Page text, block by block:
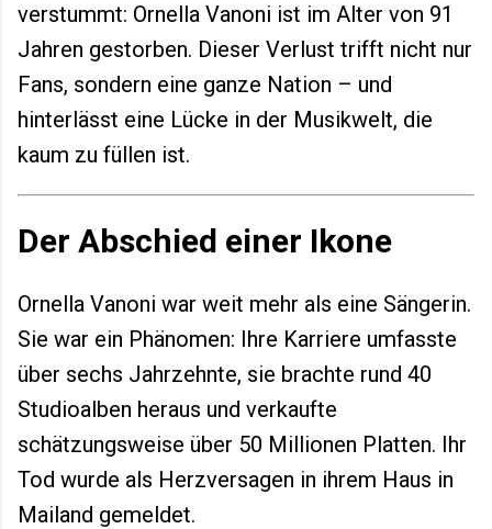
verstummt: Ornella Vanoni ist im Alter von 91
Jahren gestorben. Dieser Verlust trifft nicht nur
Fans, sondern eine ganze Nation – und
hinterlässt eine Lücke in der Musikwelt, die
kaum zu füllen ist.
Der Abschied einer Ikone
Ornella Vanoni war weit mehr als eine Sängerin.
Sie war ein Phänomen: Ihre Karriere umfasste
über sechs Jahrzehnte, sie brachte rund 40
Studioalben heraus und verkaufte
schätzungsweise über 50 Millionen Platten. Ihr
Tod wurde als Herzversagen in ihrem Haus in
Mailand gemeldet.